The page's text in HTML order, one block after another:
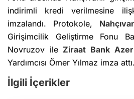
indirimli kredi verilmesine
imzalandı. Protokole,
Girişimcilik Geliştirme Fonu
Novruzov ile Ziraat Bank
Yardımcısı Ömer Yılmaz imza attı.
İlgili İçerikler